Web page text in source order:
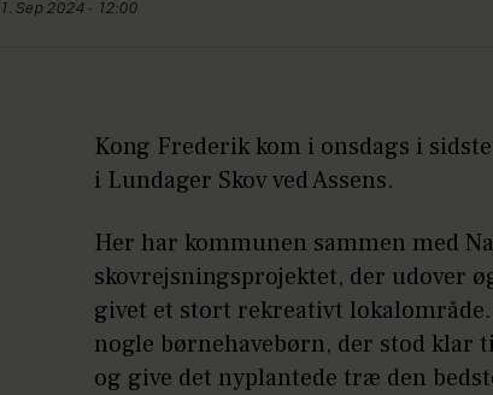
1. Sep 2024 - 12:00
Kong Frederik kom i onsdags i
i Lundager Skov ved Assens.
Her har kommunen sammen med
skovrejsningsprojektet, der udover
givet et stort rekreativt
nogle børnehavebørn, der stod klar
og give det nyplantede træ den